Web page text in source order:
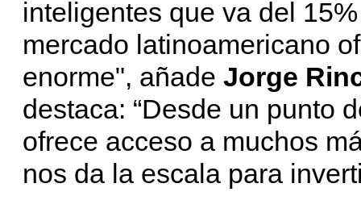
inteligentes que va del
mercado latinoamericano
enorme", añade Jorge
destaca: “Desde un punto
ofrece acceso a muchos
nos da la escala para